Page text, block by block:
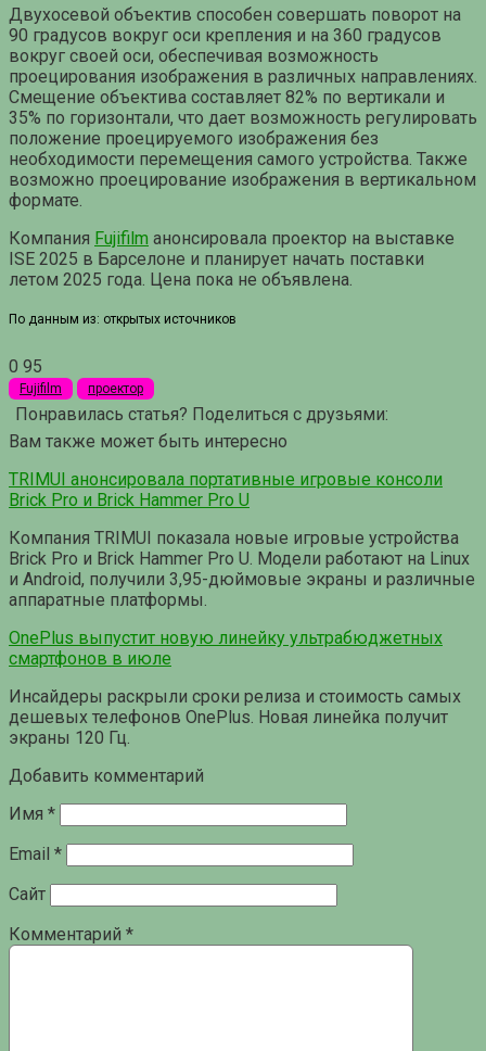
Двухосевой объектив способен совершать поворот на
90 градусов вокруг оси крепления и на 360 градусов
вокруг своей оси, обеспечивая возможность
проецирования изображения в различных направлениях.
Смещение объектива составляет 82% по вертикали и
35% по горизонтали, что дает возможность регулировать
положение проецируемого изображения без
необходимости перемещения самого устройства. Также
возможно проецирование изображения в вертикальном
формате.
Компания Fujifilm анонсировала проектор на выставке
ISE 2025 в Барселоне и планирует начать поставки
летом 2025 года. Цена пока не объявлена.
По данным из: открытых источников
0 95
Fujifilm проектор
Понравилась статья? Поделиться с друзьями:
Вам также может быть интересно
TRIMUI анонсировала портативные игровые консоли
Brick Pro и Brick Hammer Pro U
Компания TRIMUI показала новые игровые устройства
Brick Pro и Brick Hammer Pro U. Модели работают на Linux
и Android, получили 3,95-дюймовые экраны и различные
аппаратные платформы.
OnePlus выпустит новую линейку ультрабюджетных
смартфонов в июле
Инсайдеры раскрыли сроки релиза и стоимость самых
дешевых телефонов OnePlus. Новая линейка получит
экраны 120 Гц.
Добавить комментарий
Имя *
Email *
Сайт
Комментарий *